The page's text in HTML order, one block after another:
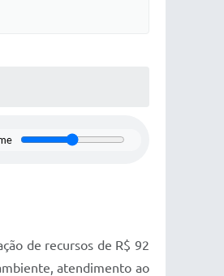
de recursos de R$ 92
atendimento ao